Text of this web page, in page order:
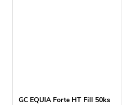
GC EQUIA Forte HT Fill 50ks